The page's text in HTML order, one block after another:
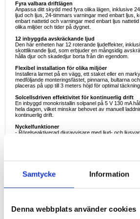
Samtycke Information
Denna webbplats använder cookies
Fyra valbara driftlägen
Anpassa ditt skydd med fyra olika lägen, inklusive
ljud och ljus, 24-timmars varningar med enbart ljus,
enbart nattetid och varningar med enbart ljus
olika miljöer och tider på dygnet.
12 inbyggda avskräckande ljud
Den här enheten har 12 roterande ljudeffekter,
skottliknande ljud, som erbjuder en mångsidig
hålla djur och skadedjur borta från din egendom.
Flexibel installation för olika miljöer
Installera larmet på en vägg, ett staket eller en
medföljande monteringsfästet, pinnarna, bultarna
placeras på upp till 3 meters höjd för optimal täckning.
Solcellsdriven effektivitet för kontinuerlig drift
En inbyggd monokristallin solpanel på 5 V 130 mA
hela dagen, vilket minskar behovet av manuell
kontinuerlig drift.
Nyckelfunktioner
- Rörelseaktiverad djuravvisare med ljud- och
Specifikationer
- Material: ABS
- Laddningstid: >8 timmar
- Drifttid per aktivering: Cirka 30 sekunder